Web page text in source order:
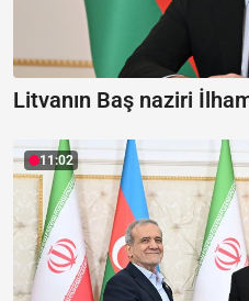
Litvanın Baş naziri
11:02